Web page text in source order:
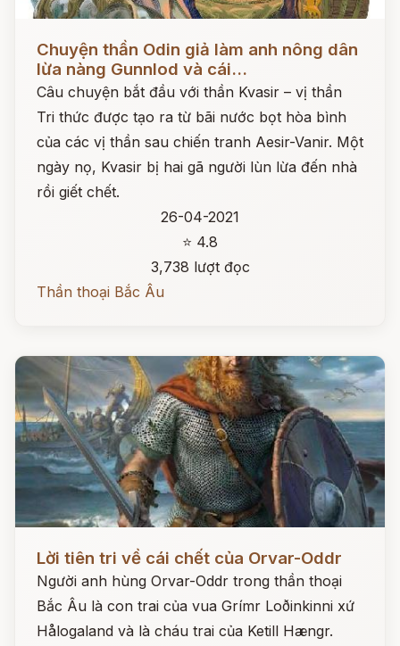
Chuyện thần Odin giả làm anh nông dân
lừa nàng Gunnlod và cái...
Câu chuyện bắt đầu với thần Kvasir – vị thần
Tri thức được tạo ra từ bãi nước bọt hòa bình
của các vị thần sau chiến tranh Aesir-Vanir. Một
ngày nọ, Kvasir bị hai gã người lùn lừa đến nhà
rồi giết chết.
26-04-2021
⭐ 4.8
3,738 lượt đọc
Thần thoại Bắc Âu
Lời tiên tri về cái chết của Orvar-Oddr
Người anh hùng Orvar-Oddr trong thần thoại
Bắc Âu là con trai của vua Grímr Loðinkinni xứ
Hålogaland và là cháu trai của Ketill Hængr.